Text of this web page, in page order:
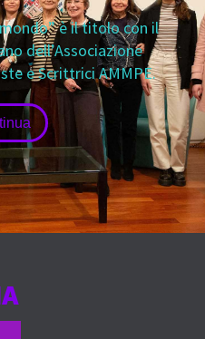
è il titolo con il
dell’Associazione
e Scrittrici AMMPE.